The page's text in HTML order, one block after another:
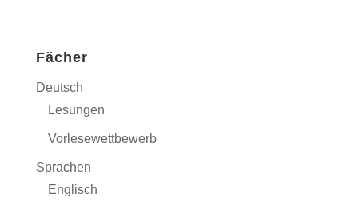
Fächer
Deutsch
Lesungen
Vorlesewettbewerb
Sprachen
Englisch